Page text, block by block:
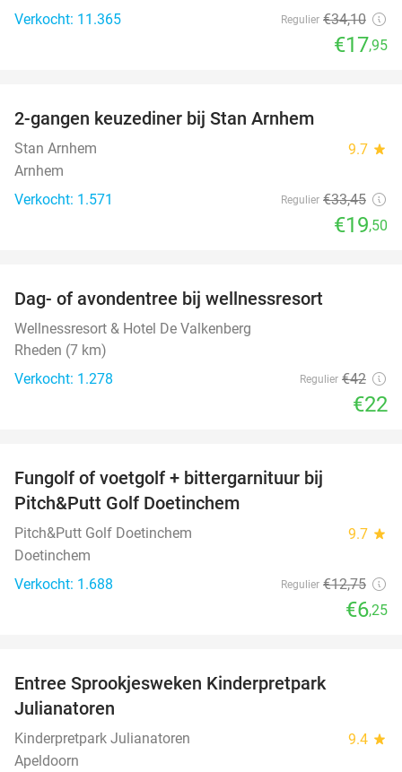
Verkocht: 11.365 Regulier €34,10
€17,95
2-gangen keuzediner bij Stan Arnhem
Stan Arnhem 9.7 star
Arnhem
Verkocht: 1.571
Regulier €33,45
€19,50
Dag- of avondentree bij wellnessresort
Wellnessresort & Hotel De Valkenberg
Rheden (7 km)
Verkocht: 1.278
Regulier €42
€22
Fungolf of voetgolf + bittergarnituur bij
Pitch&Putt Golf Doetinchem
Pitch&Putt Golf Doetinchem 9.7 star
Doetinchem
Verkocht: 1.688
Regulier €12,75
€6,25
Entree Sprookjesweken Kinderpretpark
Julianatoren
Kinderpretpark Julianatoren 9.4 star
Apeldoorn